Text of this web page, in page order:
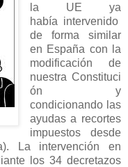
la UE ya
había intervenido
de forma similar
en España con la
modificación de
nuestra Constituci
ón y
condicionando las
ayudas a recortes
impuestos desde
La intervención en
los 34 decretazos